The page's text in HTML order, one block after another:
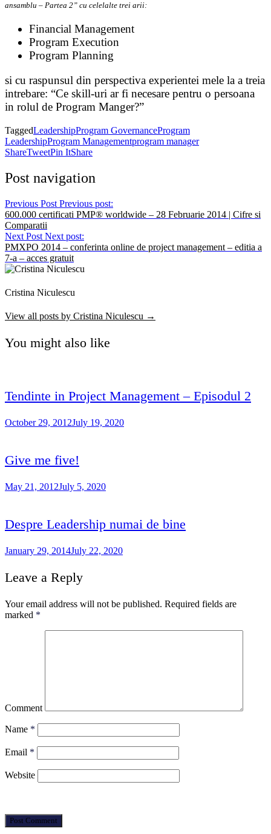
ansamblu – Partea 2” cu celelalte trei arii:
Financial Management
Program Execution
Program Planning
si cu raspunsul din perspectiva experientei mele la a treia
intrebare: “Ce skill-uri ar fi necesare pentru o persoana
in rolul de Program Manger?”
TaggedLeadershipProgram GovernanceProgram
LeadershipProgram Managementprogram manager
ShareTweetPin ItShare
Post navigation
Previous Post Previous post:
600.000 certificati PMP® worldwide – 28 Februarie 2014 | Cifre si
Comparatii
Next Post Next post:
PMXPO 2014 – conferinta online de project management – editia a
7-a – acces gratuit
Cristina Niculescu
View all posts by Cristina Niculescu →
You might also like
Tendinte in Project Management – Episodul 2
October 29, 2012July 19, 2020
Give me five!
May 21, 2012July 5, 2020
Despre Leadership numai de bine
January 29, 2014July 22, 2020
Leave a Reply
Your email address will not be published. Required fields are
marked *
Comment
Name *
Email *
Website